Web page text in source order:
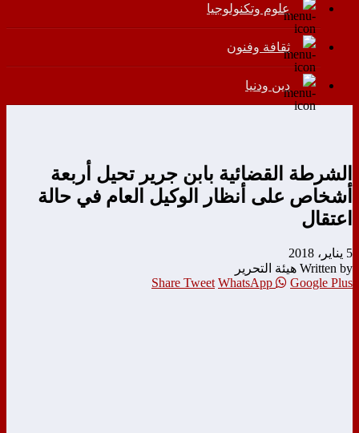
علوم وتكنولوجيا
ثقافة وفنون
دين ودنيا
الشرطة القضائية بابن جرير تحيل أربعة
أشخاص على أنظار الوكيل العام في حالة
اعتقال
5 يناير، 2018
Written by هيئة التحرير
Share Tweet WhatsApp Google Plus